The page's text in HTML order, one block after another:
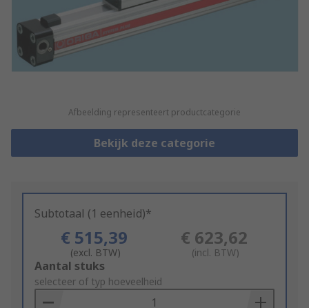
Afbeelding representeert productcategorie
Bekijk deze categorie
Subtotaal (1 eenheid)*
€ 515,39
(excl. BTW)
€ 623,62
(incl. BTW)
Add
to
Basket
Aantal stuks
selecteer of typ hoeveelheid